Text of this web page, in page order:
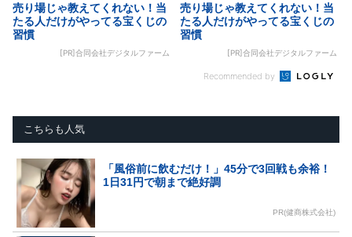
売り場じゃ教えてくれない！当
たる人だけがやってる宝くじの
習慣
[PR]合同会社デジタルファーム
売り場じゃ教えてくれない！当
たる人だけがやってる宝くじの
習慣
[PR]合同会社デジタルファーム
Recommended by
こちらも人気
「風俗前に飲むだけ！」45分で3回戦も余裕！
1日31円で朝まで絶好調
PR(健商株式会社)